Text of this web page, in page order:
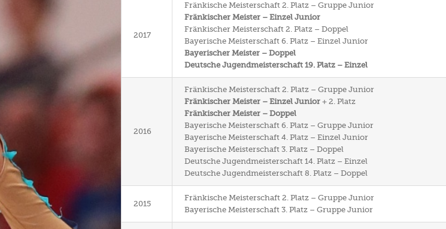
2017
Fränkische Meisterschaft 2. Platz – Gruppe Junior
Fränkischer Meister – Einzel Junior
Fränkischer Meisterschaft 2. Platz – Doppel
Bayerische Meisterschaft 6. Platz – Einzel Junior
Bayerischer Meister – Doppel
Deutsche Jugendmeisterschaft 19. Platz – Einzel
2016
Fränkische Meisterschaft 2. Platz – Gruppe Junior
Fränkischer Meister – Einzel Junior + 2. Platz
Fränkischer Meister – Doppel
Bayerische Meisterschaft 6. Platz – Gruppe Junior
Bayerische Meisterschaft 4. Platz – Einzel Junior
Bayerische Meisterschaft 3. Platz – Doppel
Deutsche Jugendmeisterschaft 14. Platz – Einzel
Deutsche Jugendmeisterschaft 8. Platz – Doppel
2015
Fränkische Meisterschaft 2. Platz – Gruppe Junior
Bayerische Meisterschaft 3. Platz – Gruppe Junior